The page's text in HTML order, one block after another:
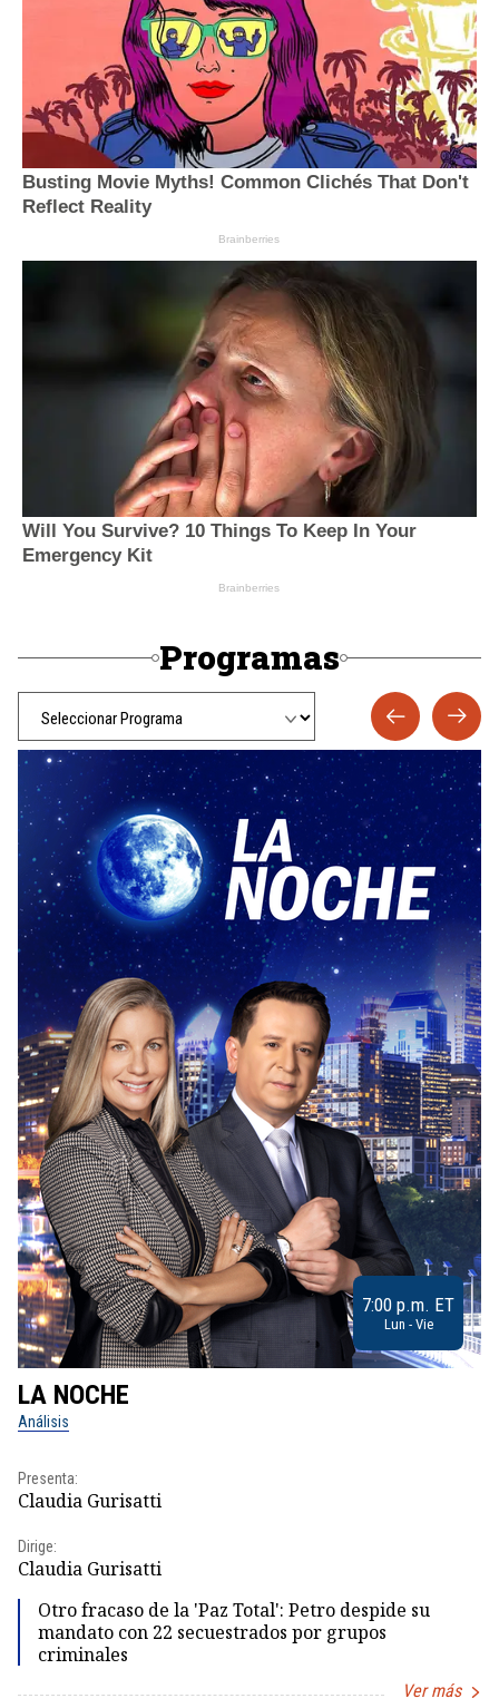
Programas
7:00 p.m. ET
Lun - Vie
LA NOCHE
Análisis
Presenta:
Claudia Gurisatti
Dirige:
Claudia Gurisatti
Otro fracaso de la 'Paz Total': Petro despide su
mandato con 22 secuestrados por grupos
criminales
Ver más